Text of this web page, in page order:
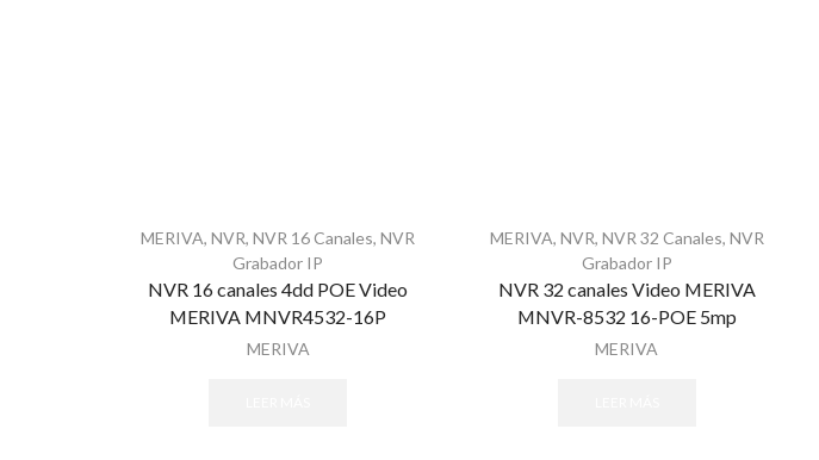
MERIVA,NVR,NVR 16 Canales,NVR
Grabador IP
NVR 16 canales 4dd POE Video
MERIVA MNVR4532-16P
MERIVA
MERIVA, NVR, NVR 32 Canales, NVR
Grabador IP
NVR 32 canales Video MERIVA
MNVR-8532 16-POE 5mp
MERIVA